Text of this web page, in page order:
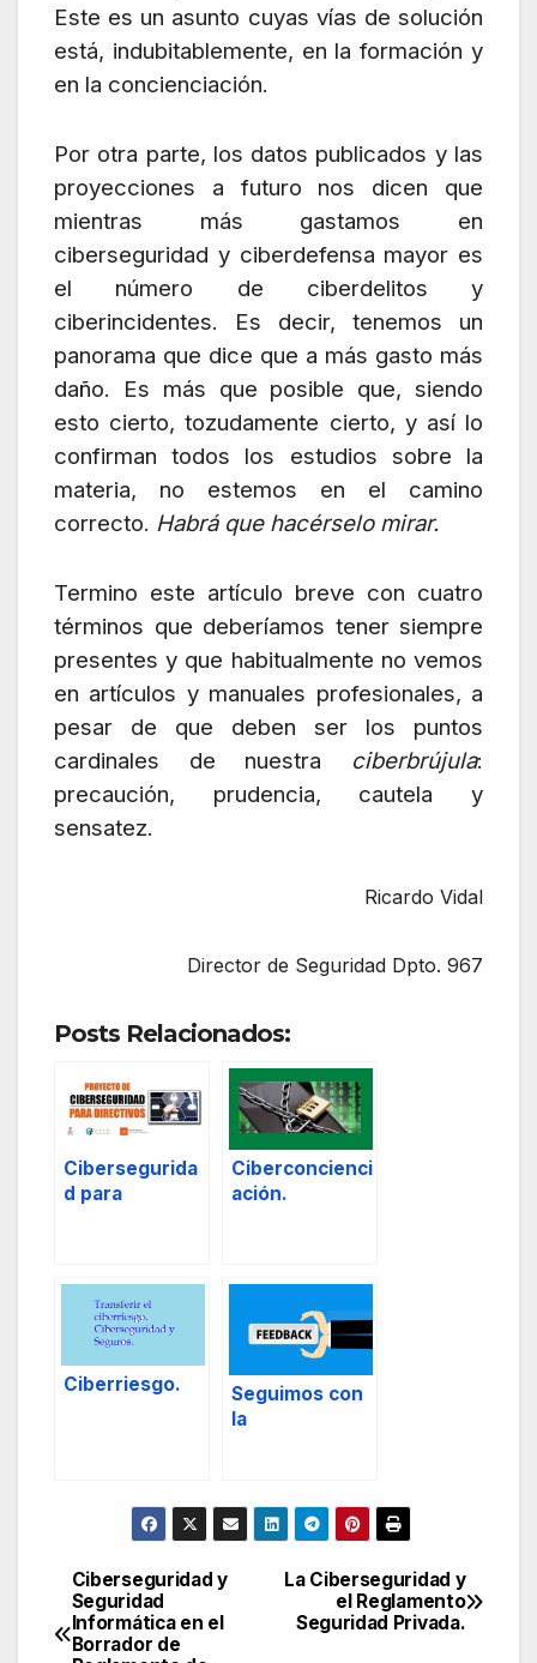
Este es un asunto cuyas vías de solución
está, indubitablemente, en la formación y
en la concienciación.
Por otra parte, los datos publicados y las
proyecciones a futuro nos dicen que
mientras más gastamos en
ciberseguridad y ciberdefensa mayor es
el número de ciberdelitos y
ciberincidentes. Es decir, tenemos un
panorama que dice que a más gasto más
daño. Es más que posible que, siendo
esto cierto, tozudamente cierto, y así lo
confirman todos los estudios sobre la
materia, no estemos en el camino
correcto. Habrá que hacérselo mirar.
Termino este artículo breve con cuatro
términos que deberíamos tener siempre
presentes y que habitualmente no vemos
en artículos y manuales profesionales, a
pesar de que deben ser los puntos
cardinales de nuestra ciberbrújula:
precaución, prudencia, cautela y
sensatez.
Ricardo Vidal
Director de Seguridad Dpto. 967
Posts Relacionados:
Cibersegurida
d para
Ciberconcienci
ación.
Ciberriesgo.
Seguimos con
la
Navegación
de
La Ciberseguridad y
el Reglamento
Seguridad Privada.
Ciberseguridad y
Seguridad
Informática en el
Borrador de